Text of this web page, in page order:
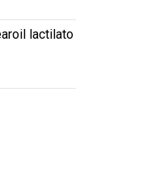
lactilato